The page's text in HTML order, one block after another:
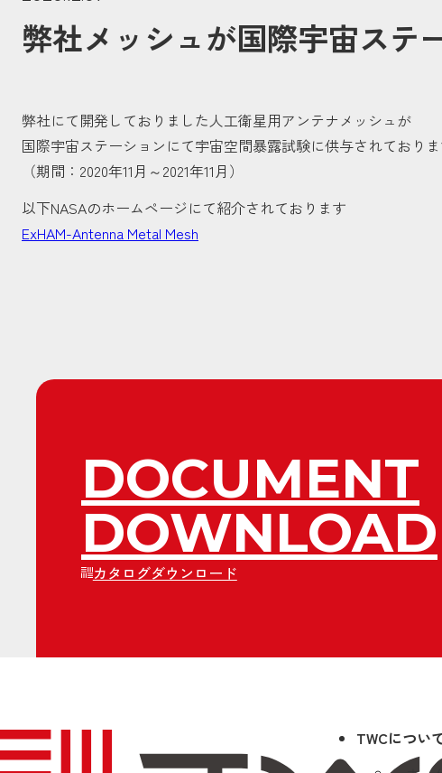
弊社メッシュが国際宇宙ステ
弊社にて開発しておりました人工衛星用アンテナメッシュが
国際宇宙ステーションにて宇宙空間暴露試験に供与されており
（期間：2020年11月～2021年11月）
以下NASAのホームページにて紹介されております
ExHAM-Antenna Metal Mesh
カタログダウンロード
DOCUMENT
DOWNLOAD
TWCについ